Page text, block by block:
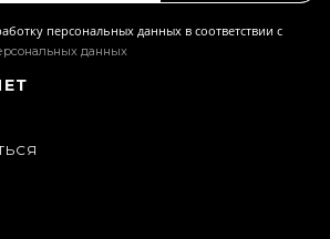
персональных данных в соответствии с
данных